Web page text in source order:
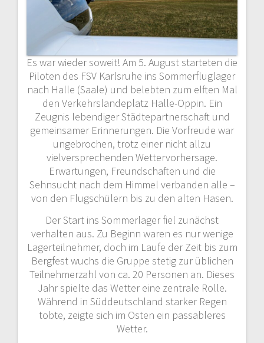
Es war wieder soweit! Am 5. August starteten die
Piloten des FSV Karlsruhe ins Sommerfluglager
nach Halle (Saale) und belebten zum elften Mal
den Verkehrslandeplatz Halle-Oppin. Ein
Zeugnis lebendiger Städtepartnerschaft und
gemeinsamer Erinnerungen. Die Vorfreude war
ungebrochen, trotz einer nicht allzu
vielversprechenden Wettervorhersage.
Erwartungen, Freundschaften und die
Sehnsucht nach dem Himmel verbanden alle –
von den Flugschülern bis zu den alten Hasen.
Der Start ins Sommerlager fiel zunächst
verhalten aus. Zu Beginn waren es nur wenige
Lagerteilnehmer, doch im Laufe der Zeit bis zum
Bergfest wuchs die Gruppe stetig zur üblichen
Teilnehmerzahl von ca. 20 Personen an. Dieses
Jahr spielte das Wetter eine zentrale Rolle.
Während in Süddeutschland starker Regen
tobte, zeigte sich im Osten ein passableres
Wetter.